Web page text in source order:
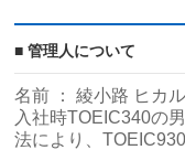
■ 管理人について
名前 ： 綾小路 ヒカル
入社時TOEIC340の
法により、